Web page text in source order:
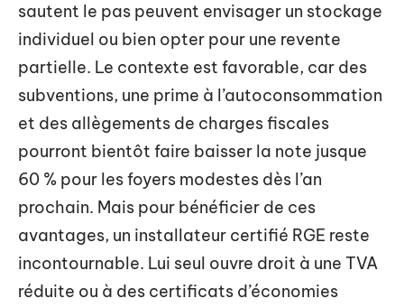
sautent le pas peuvent envisager un stockage
individuel ou bien opter pour une revente
partielle. Le contexte est favorable, car des
subventions, une prime à l’autoconsommation
et des allègements de charges fiscales
pourront bientôt faire baisser la note jusque
60 % pour les foyers modestes dès l’an
prochain. Mais pour bénéficier de ces
avantages, un installateur certifié RGE reste
incontournable. Lui seul ouvre droit à une TVA
réduite ou à des certificats d’économies